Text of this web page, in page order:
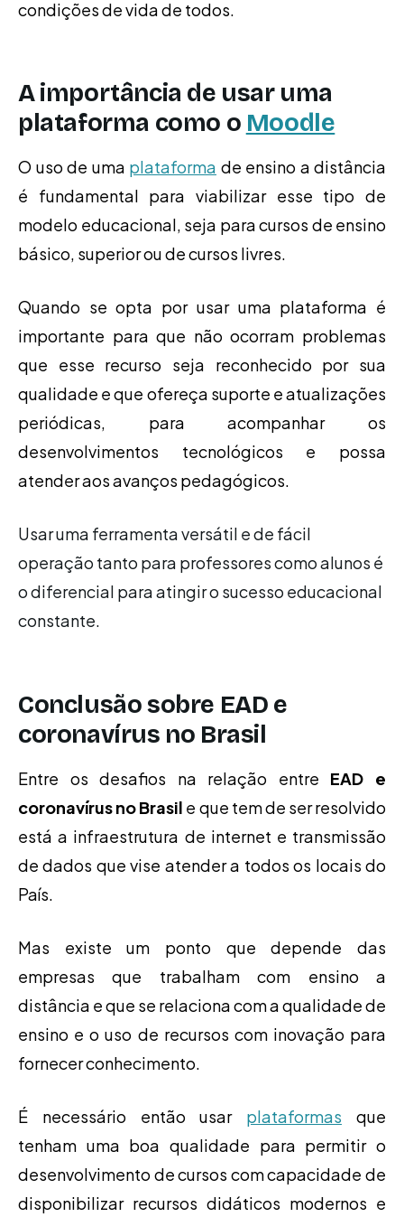
condições de vida de todos.
A importância de usar uma
plataforma como o Moodle
O uso de uma plataforma de ensino a distância
é fundamental para viabilizar esse tipo de
modelo educacional, seja para cursos de ensino
básico, superior ou de cursos livres.
Quando se opta por usar uma plataforma é
importante para que não ocorram problemas
que esse recurso seja reconhecido por sua
qualidade e que ofereça suporte e atualizações
periódicas, para acompanhar os
desenvolvimentos tecnológicos e possa
atender aos avanços pedagógicos.
Usar uma ferramenta versátil e de fácil
operação tanto para professores como alunos é
o diferencial para atingir o sucesso educacional
constante.
Conclusão sobre EAD e
coronavírus no Brasil
Entre os desafios na relação entre EAD e
coronavírus no Brasil e que tem de ser resolvido
está a infraestrutura de internet e transmissão
de dados que vise atender a todos os locais do
País.
Mas existe um ponto que depende das
empresas que trabalham com ensino a
distância e que se relaciona com a qualidade de
ensino e o uso de recursos com inovação para
fornecer conhecimento.
É necessário então usar plataformas que
tenham uma boa qualidade para permitir o
desenvolvimento de cursos com capacidade de
disponibilizar recursos didáticos modernos e